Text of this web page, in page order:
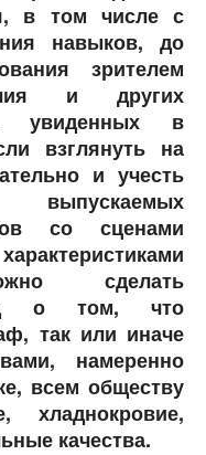
в том числе с
навыков, до
зрителем
и других
увиденных в
взглянуть на
и учесть
выпускаемых
со сценами
сделать
о том, что
так или иначе
намеренно
всем обществу
хладнокровие,
качества.